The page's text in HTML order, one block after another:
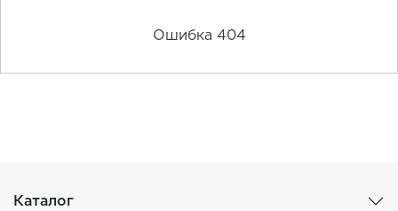
Ошибка 404
Каталог